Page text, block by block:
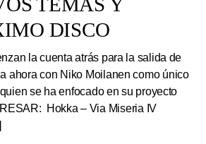
DISCO
la cuenta atrás para la salida de
ahora con Niko Moilanen como único
se ha enfocado en su proyecto
Hokka – Via Miseria IV